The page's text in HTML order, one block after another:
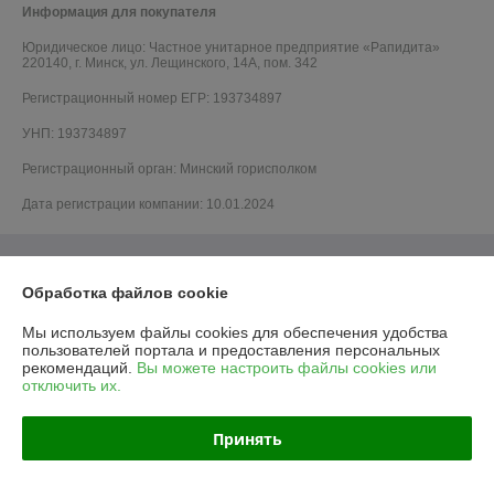
Информация для покупателя
Юридическое лицо: Частное унитарное предприятие «Рапидита»
220140, г. Минск, ул. Лещинского, 14А, пом. 342
Регистрационный номер ЕГР: 193734897
УНП: 193734897
Регистрационный орган: Минский горисполком
Дата регистрации компании: 10.01.2024
Обработка файлов cookie
Мы используем файлы cookies для обеспечения удобства
пользователей портала и предоставления персональных
рекомендаций. Вы можете настроить файлы cookies или
отключить их.
Принять